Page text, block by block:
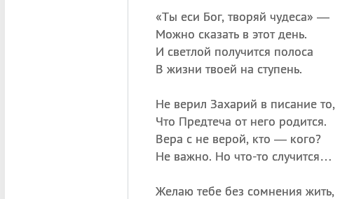
«Ты еси Бог, творяй чудеса» —
Можно сказать в этот день.
И светлой получится полоса
В жизни твоей на ступень.
Не верил Захарий в писание то,
Что Предтеча от него родится.
Вера с не верой, кто — кого?
Не важно. Но что-то случится…
Желаю тебе без сомнения жить,